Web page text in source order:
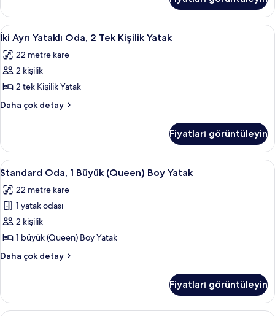
fotoğrafları
görün
Bed
with
Sofa
hakkında
daha
fazla
İki
Ayrı
Yataklı
Oda,
2
Tek
için
tüm
fotoğrafları
görün
Mısır pamuklu çarşaf takımı, kaliteli
7
İki Ayrı Yataklı Oda, 2 Tek Kişilik Yatak
22 metre kare
2 kişilik
2 tek Kişilik Yatak
Daha çok detay
İki
2
Tek
Kişilik
hakkında
daha
fazla
detay
Fiyatları görüntüleyin
Standard
Oda,
1
Büyük
(Queen)
Boy
Yatak
için
fotoğrafları
görün
5
Standard Oda, 1 Büyük (Queen) Boy Yatak
22 metre kare
1 yatak odası
2 kişilik
1 büyük (Queen) Boy Yatak
Daha çok detay
Standard
(Queen)
Boy
Fiyatları görüntüleyin